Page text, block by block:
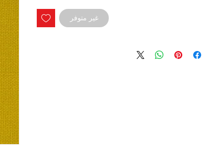
غير متوفر